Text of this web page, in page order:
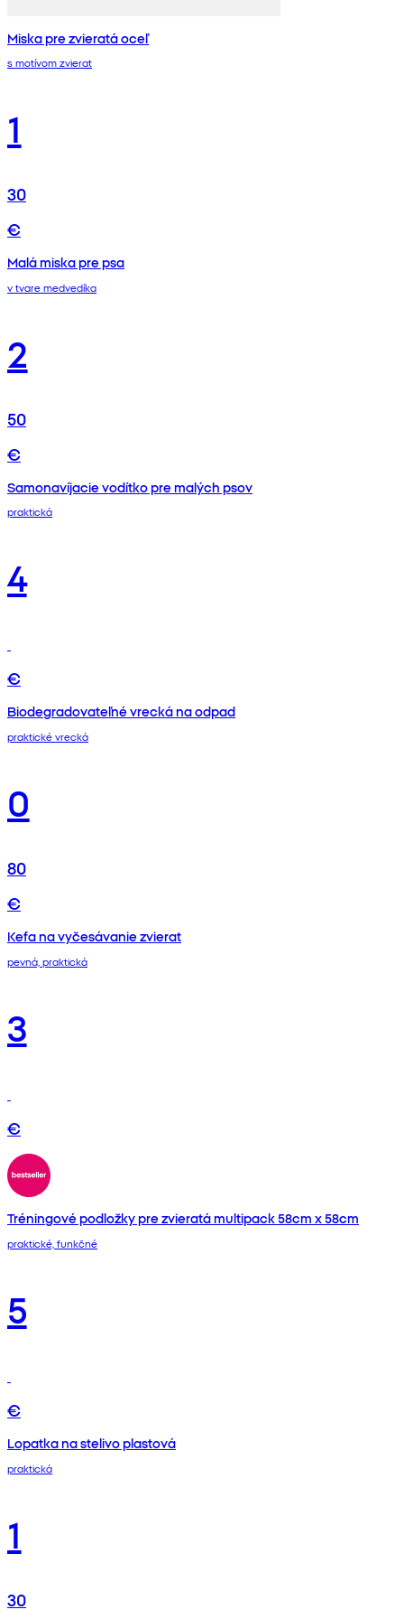
Miska pre zvieratá oceľ
s motívom zvierat
1
30
€
Malá miska pre psa
v tvare medvedíka
2
50
€
Samonavíjacie vodítko pre malých psov
praktická
4
€
Biodegradovateľné vrecká na odpad
praktické vrecká
0
80
€
Kefa na vyčesávanie zvierat
pevná, praktická
3
€
Tréningové podložky pre zvieratá multipack 58cm x 58cm
praktické, funkčné
5
€
Lopatka na stelivo plastová
praktická
1
30